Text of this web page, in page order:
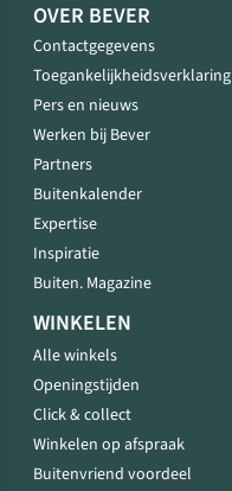
OVER BEVER
Contactgegevens
Toegankelijkheidsverklaring
Pers en nieuws
Werken bij Bever
Partners
Buitenkalender
Expertise
Inspiratie
Buiten. Magazine
WINKELEN
Alle winkels
Openingstijden
Click & collect
Winkelen op afspraak
Buitenvriend voordeel